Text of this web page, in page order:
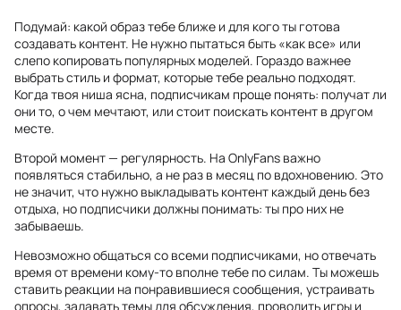
Подумай: какой образ тебе ближе и для кого ты готова
создавать контент. Не нужно пытаться быть «как все» или
слепо копировать популярных моделей. Гораздо важнее
выбрать стиль и формат, которые тебе реально подходят.
Когда твоя ниша ясна, подписчикам проще понять: получат ли
они то, о чем мечтают, или стоит поискать контент в другом
месте.
Второй момент — регулярность. На OnlyFans важно
появляться стабильно, а не раз в месяц по вдохновению. Это
не значит, что нужно выкладывать контент каждый день без
отдыха, но подписчики должны понимать: ты про них не
забываешь.
Невозможно общаться со всеми подписчиками, но отвечать
время от времени кому-то вполне тебе по силам. Ты можешь
ставить реакции на понравившиеся сообщения, устраивать
опросы, задавать темы для обсуждения, проводить игры и